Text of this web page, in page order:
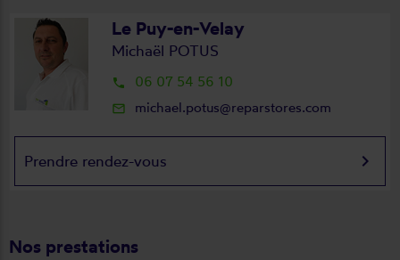
Le Puy-en-Velay
Michaël POTUS
local_phone 06 07 54 56 10
mail_outline michael.potus@reparstores.com
Prendre rendez-vous keyboard_arrow_right
Nos prestations